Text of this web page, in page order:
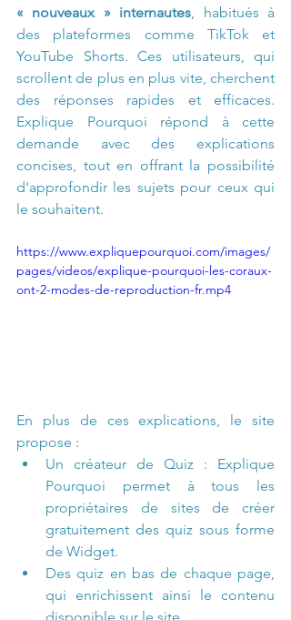
« nouveaux » internautes, habitués à
des plateformes comme TikTok et
YouTube Shorts. Ces utilisateurs, qui
scrollent de plus en plus vite, cherchent
des réponses rapides et efficaces.
Explique Pourquoi répond à cette
demande avec des explications
concises, tout en offrant la possibilité
d'approfondir les sujets pour ceux qui
le souhaitent.
https://www.expliquepourquoi.com/images/
pages/videos/explique-pourquoi-les-coraux-
ont-2-modes-de-reproduction-fr.mp4
En plus de ces explications, le site
propose :
Un créateur de Quiz : Explique
Pourquoi permet à tous les
propriétaires de sites de créer
gratuitement des quiz sous forme
de Widget.
Des quiz en bas de chaque page,
qui enrichissent ainsi le contenu